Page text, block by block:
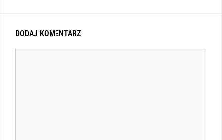
DODAJ KOMENTARZ